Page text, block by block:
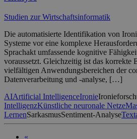
Studien zur Wirtschaftsinformatik
Die automatisierte Identifikation von
Systeme vor eine komplexe
Sprachakt umfassende kognitive
voraussetzt. Gleichzeitig ist das korrekte
vielfältigen Anwendungsbereichen der
Datenverarbeitung und -analyse, […]
AIArtificial IntelligenceIronie
IntelligenzKünstliche neuronale Netze
LernenSarkasmusSentiment-Analyse
«